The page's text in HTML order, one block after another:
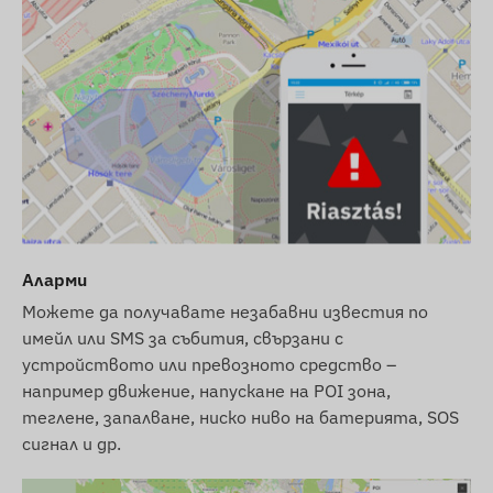
Устройството е защитено с предпазен
етикет, забранено е разглобяването, тъй
като това може да повреди устройството
и ще анулира гаранцията.
Ако желаете да прехвърлите
устройството на друг, моля, свържете се с
нашата клиентска поддръжка за
пререгистрация на потребителя!
Предоставяме сервизно обслужване на
устройството и след изтичане на
гаранционния срок (подмяна на GPS антена,
GSM антена, основна платка и батерия).
Мрежова технология и бъдеще (2G vs 4G):
Това устройство използва класическата
Аларми
Можете да получавате незабавни известия по
имейл или SMS за събития, свързани с
устройството или превозното средство –
например движение, напускане на POI зона,
теглене, запалване, ниско ниво на батерията, SOS
сигнал и др.